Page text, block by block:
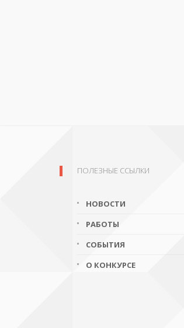
ПОЛЕЗНЫЕ ССЫЛКИ
НОВОСТИ
РАБОТЫ
СОБЫТИЯ
О КОНКУРСЕ